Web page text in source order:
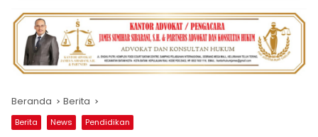
Beranda Berita
Berita News Pendidikan